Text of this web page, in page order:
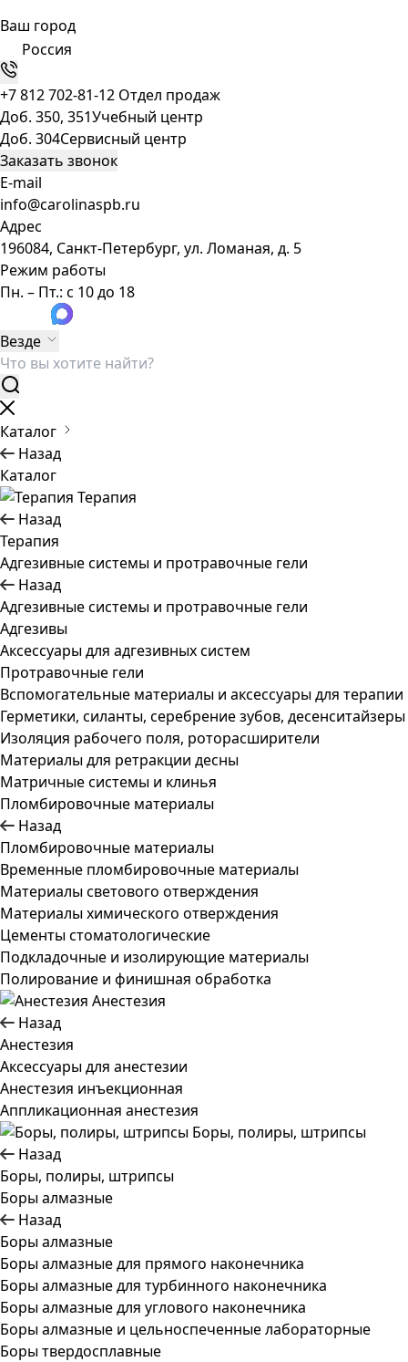
Ваш город
Россия
+7 812 702-81-12 Отдел продаж
Доб. 350, 351Учебный центр
Доб. 304Сервисный центр
Заказать звонок
E-mail
info@carolinaspb.ru
Адрес
196084, Санкт-Петербург, ул. Ломаная, д. 5
Режим работы
Пн. – Пт.: с 10 до 18
Везде
Каталог
Назад
Каталог
Терапия
Назад
Терапия
Адгезивные системы и протравочные гели
Назад
Адгезивные системы и протравочные гели
Адгезивы
Аксессуары для адгезивных систем
Протравочные гели
Вспомогательные материалы и аксессуары для терапии
Герметики, силанты, серебрение зубов, десенситайзеры
Изоляция рабочего поля, роторасширители
Материалы для ретракции десны
Матричные системы и клинья
Пломбировочные материалы
Назад
Пломбировочные материалы
Временные пломбировочные материалы
Материалы светового отверждения
Материалы химического отверждения
Цементы стоматологические
Подкладочные и изолирующие материалы
Полирование и финишная обработка
Анестезия
Назад
Анестезия
Аксессуары для анестезии
Анестезия инъекционная
Аппликационная анестезия
Боры, полиры, штрипсы
Назад
Боры, полиры, штрипсы
Боры алмазные
Назад
Боры алмазные
Боры алмазные для прямого наконечника
Боры алмазные для турбинного наконечника
Боры алмазные для углового наконечника
Боры алмазные и цельноспеченные лабораторные
Боры твердосплавные